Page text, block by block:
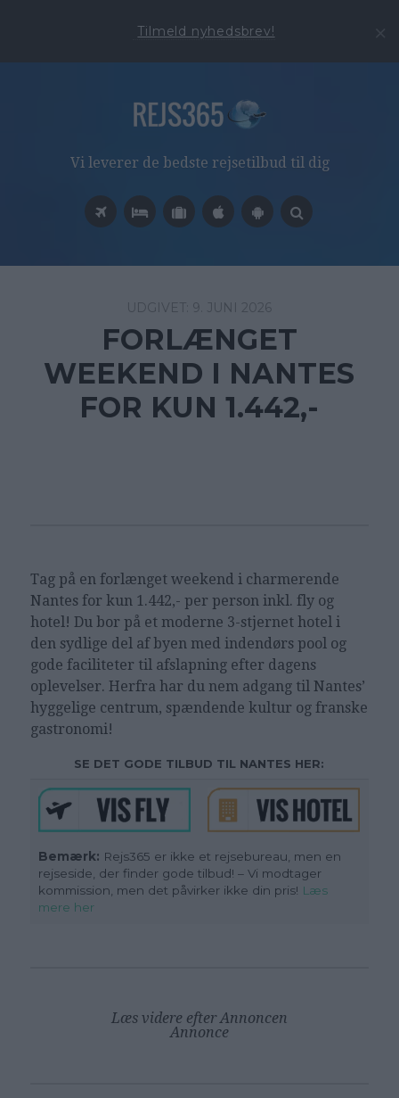
Tilmeld nyhedsbrev!
Vi leverer de bedste rejsetilbud til dig
9. JUNI 2026
FORLÆNGET
WEEKEND I NANTES
FOR KUN 1.442,-
Tag på en forlænget weekend i charmerende
Nantes for kun 1.442,- per person inkl. fly og
hotel! Du bor på et moderne 3-stjernet hotel i
den sydlige del af byen med indendørs pool og
gode faciliteter til afslapning efter dagens
oplevelser. Herfra har du nem adgang til Nantes’
hyggelige centrum, spændende kultur og franske
gastronomi!
SE DET GODE TILBUD TIL NANTES HER:
Bemærk: Rejs365 er ikke et rejsebureau, men en
rejseside, der finder gode tilbud! – Vi modtager
kommission, men det påvirker ikke din pris! Læs
mere her
Læs videre efter Annoncen
Annonce